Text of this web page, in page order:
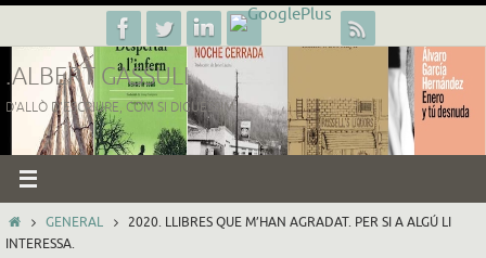
to
content
.ALBERT GASSULL
D'ALLÒ D'ESCRIURE, COM SI DIGUÉSSIM.
HOMEGENERAL
2020. LLIBRES QUE M’HAN AGRADAT. PER SI A ALGÚ LI
INTERESSA.